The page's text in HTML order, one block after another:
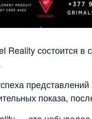
Reality состоится в
показа,